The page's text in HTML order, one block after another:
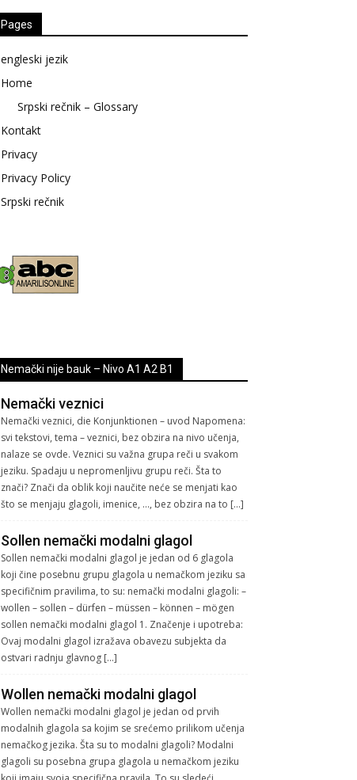
Pages
engleski jezik
Home
Srpski rečnik – Glossary
Kontakt
Privacy
Privacy Policy
Srpski rečnik
Nemački nije bauk – Nivo A1 A2 B1
Nemački veznici
Nemački veznici, die Konjunktionen – uvod Napomena:
svi tekstovi, tema – veznici, bez obzira na nivo učenja,
nalaze se ovde. Veznici su važna grupa reči u svakom
jeziku. Spadaju u nepromenljivu grupu reči. Šta to
znači? Znači da oblik koji naučite neće se menjati kao
što se menjaju glagoli, imenice, …, bez obzira na to […]
Sollen nemački modalni glagol
Sollen nemački modalni glagol je jedan od 6 glagola
koji čine posebnu grupu glagola u nemačkom jeziku sa
specifičnim pravilima, to su: nemački modalni glagoli: –
wollen – sollen – dürfen – müssen – können – mögen
sollen nemački modalni glagol 1. Značenje i upotreba:
Ovaj modalni glagol izražava obavezu subjekta da
ostvari radnju glavnog […]
Wollen nemački modalni glagol
Wollen nemački modalni glagol je jedan od prvih
modalnih glagola sa kojim se srećemo prilikom učenja
nemačkog jezika. Šta su to modalni glagoli? Modalni
glagoli su posebna grupa glagola u nemačkom jeziku